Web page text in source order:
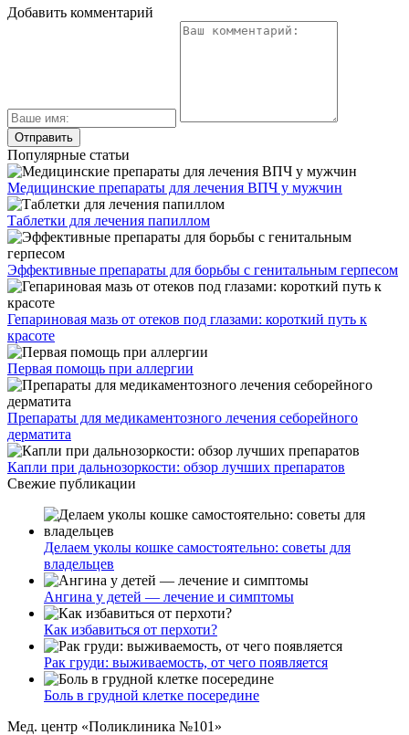
Добавить комментарий
Популярные статьи
Медицинские препараты для лечения ВПЧ у мужчин
Таблетки для лечения папиллом
Эффективные препараты для борьбы с генитальным герпесом
Гепариновая мазь от отеков под глазами: короткий путь к
красоте
Первая помощь при аллергии
Препараты для медикаментозного лечения себорейного
дерматита
Капли при дальнозоркости: обзор лучших препаратов
Свежие публикации
Делаем уколы кошке самостоятельно: советы для
владельцев
Ангина у детей — лечение и симптомы
Как избавиться от перхоти?
Рак груди: выживаемость, от чего появляется
Боль в грудной клетке посередине
Мед. центр «Поликлиника №101»